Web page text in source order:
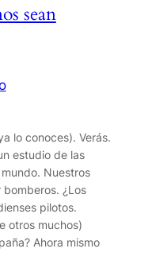
sean
lo conoces). Verás.
estudio de las
Nuestros
¿Los
pilotos.
otros muchos)
Ahora mismo